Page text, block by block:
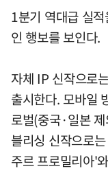
1분기 역대급 실
인 행보를 보인다.
자체 IP 신작으로
출시한다. 모바일
로벌(중국·일본
블리싱 신작으로
주르 프로밀리아'